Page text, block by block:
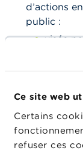
Ce site web
Certains
refuser ces
c
d’actions
public :
visée
le